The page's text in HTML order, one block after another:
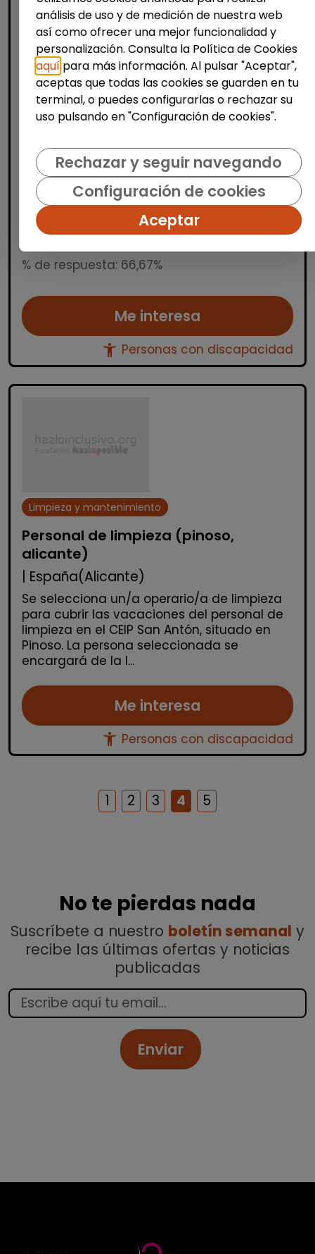
Producción, Industria y Calidad
Operario/a de manipulados
INTEGRANDES.ORG | España(Madrid)
Estamos buscando una persona para un
puesto de manipulados en nuestro Centro
Especial de Empleo. Trabajo a turnos en
horario de mañana, tarde y noche. Damos
% de respuesta: 66,67%
Me interesa
accessibility_new Personas con discapacidad
Limpieza y mantenimiento
Personal de limpieza (pinoso,
alicante)
| España(Alicante)
Se selecciona un/a operario/a de limpieza
para cubrir las vacaciones del personal de
limpieza en el CEIP San Antón, situado en
Pinoso. La persona seleccionada se
encargará de la l...
Me interesa
accessibility_new Personas con discapacidad
1 2 3 4 5
No te pierdas nada
Suscríbete a nuestro boletín semanal y
recibe las últimas ofertas y noticias
publicadas
Enviar
análisis de uso y de medición de nuestra web
así como ofrecer una mejor funcionalidad y
personalización. Consulta la Política de Cookies
aquí para más información. Al pulsar "Aceptar",
aceptas que todas las cookies se guarden en tu
terminal, o puedes configurarlas o rechazar su
uso pulsando en "Configuración de cookies".
Rechazar y seguir navegando
Configuración de cookies
Aceptar